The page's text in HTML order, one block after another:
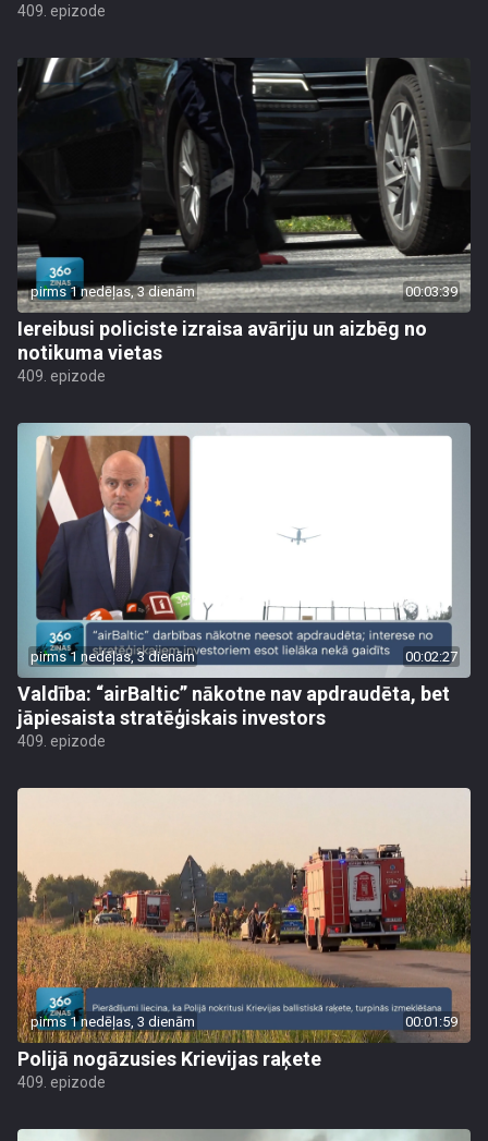
409. epizode
pirms 1 nedēļas, 3 dienām 00:03:39
Iereibusi policiste izraisa avāriju un aizbēg no
notikuma vietas
409. epizode
pirms 1 nedēļas, 3 dienām 00:02:27
Valdība: “airBaltic” nākotne nav apdraudēta, bet
jāpiesaista stratēģiskais investors
409. epizode
pirms 1 nedēļas, 3 dienām 00:01:59
Polijā nogāzusies Krievijas raķete
409. epizode